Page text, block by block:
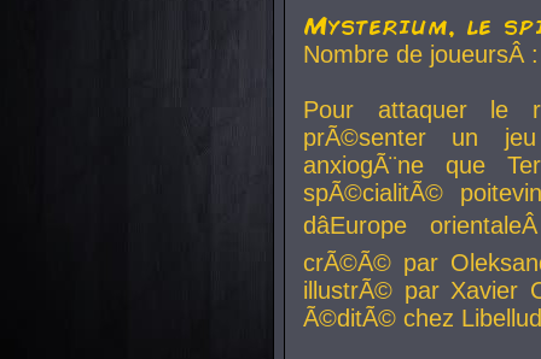
Mysterium, le
Nombre de
Pour attaquer le
prÃ©senter un
anxiogÃ¨ne que
spÃ©cialitÃ©
dâEurope
crÃ©Ã© par
illustrÃ© par Xavier
Ã©ditÃ© chez